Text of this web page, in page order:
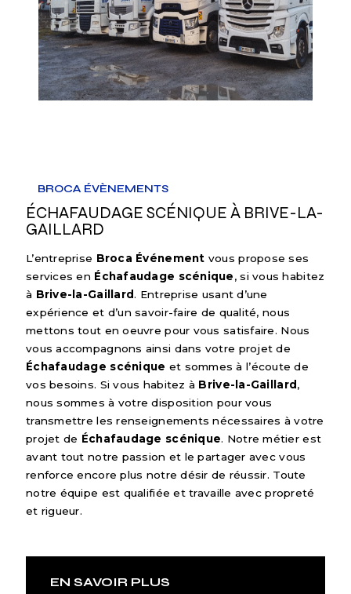
BROCA ÉVÈNEMENTS
ÉCHAFAUDAGE SCÉNIQUE À BRIVE-LA-
GAILLARD
L’entreprise Broca Événement vous propose ses
services en Échafaudage scénique, si vous habitez
à Brive-la-Gaillard . Entreprise usant d’une
expérience et d’un savoir-faire de qualité, nous
mettons tout en oeuvre pour vous satisfaire. Nous
vous accompagnons ainsi dans votre projet de
Échafaudage scénique et sommes à l’écoute de
vos besoins. Si vous habitez à Brive-la-Gaillard ,
nous sommes à votre disposition pour vous
transmettre les renseignements nécessaires à votre
projet de Échafaudage scénique. Notre métier est
avant tout notre passion et le partager avec vous
renforce encore plus notre désir de réussir. Toute
notre équipe est qualifiée et travaille avec propreté
et rigueur.
EN SAVOIR PLUS